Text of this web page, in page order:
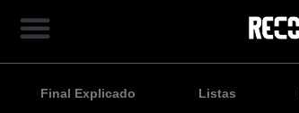
Final Explicado Listas